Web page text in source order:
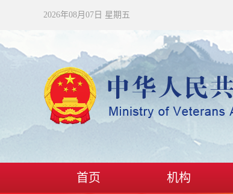
2026年08月07日 星期五
首页 机构